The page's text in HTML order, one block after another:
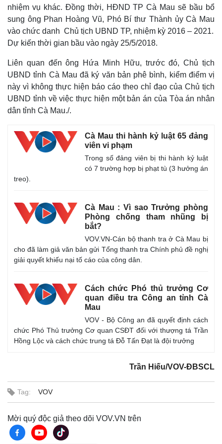
Thế giới
Quan sát
Cuộc sống đó đây
Hồ sơ
Multimedia
Video
Ảnh
Kinh tế
Thị trường
Tiêu dùng
Tỷ giá
Giá cà phê
nhiệm vụ khác. Đồng thời, HĐND TP Cà Mau sẽ bầu bổ
sung ông Phan Hoàng Vũ, Phó Bí thư Thành ủy Cà Mau
vào chức danh Chủ tịch UBND TP, nhiệm kỳ 2016 – 2021.
Dự kiến thời gian bầu vào ngày 25/5/2018.
Liên quan đến ông Hứa Minh Hữu, trước đó, Chủ tịch
UBND tỉnh Cà Mau đã ký văn bản phê bình, kiểm điểm vị
này vì không thực hiện báo cáo theo chỉ đạo của Chủ tịch
UBND tỉnh về việc thực hiện một bản án của Tòa án nhân
dân tỉnh Cà Mau./.
Cà Mau thi hành kỷ luật 65 đảng
viên vi phạm
Trong số đảng viên bị thi hành kỷ luật
có 7 trường hợp bị phạt tù (3 hưởng án
treo).
Cà Mau : Vì sao Trưởng phòng
Phòng chống tham nhũng bị
bắt?
VOV.VN-Cán bộ thanh tra ở Cà Mau bị
cho đã làm giả văn bản gửi Tổng thanh tra Chính phủ đề nghị
giải quyết khiếu nại tố cáo của công dân.
Cách chức Phó thủ trưởng Cơ
quan điều tra Công an tỉnh Cà
Mau
VOV - Bộ Công an đã quyết định cách
chức Phó Thủ trưởng Cơ quan CSĐT đối với thượng tá Trần
Hồng Lộc và cách chức trung tá Đỗ Tấn Đạt là đội trưởng
Trần Hiếu/VOV-ĐBSCL
Tag: VOV
Mời quý độc giả theo dõi VOV.VN trên